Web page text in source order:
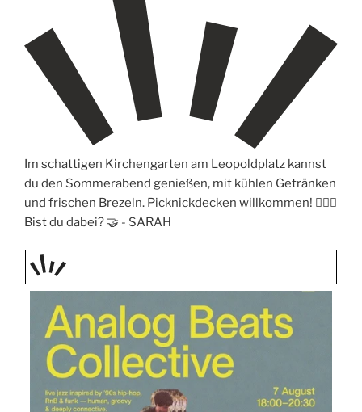
Im schattigen Kirchengarten am Leopoldplatz kannst
du den Sommerabend genießen, mit kühlen Getränken
und frischen Brezeln. Picknickdecken willkommen! 🧖🏼‍♀️
Bist du dabei? 🤝 - SARAH
TAGE
STIPP